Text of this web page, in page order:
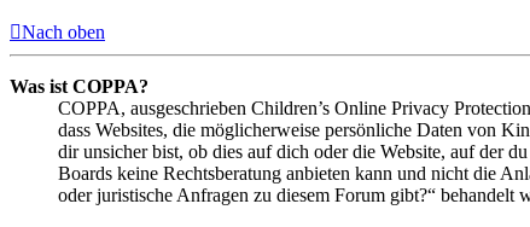
Nach oben
Was ist COPPA?
COPPA, ausgeschrieben Children’s Online Privacy
dass Websites, die möglicherweise persönliche Daten von
dir unsicher bist, ob dies auf dich oder die Website, auf der
Boards keine Rechtsberatung anbieten kann und nicht die
oder juristische Anfragen zu diesem Forum gibt?“ behandelt